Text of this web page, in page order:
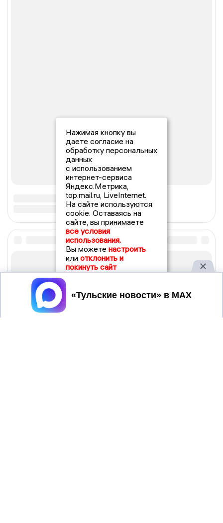
Нажимая кнопку вы
даете согласие на
обработку персональных
данных
с использованием
интернет-сервиса
Яндекс.Метрика,
top.mail.ru, LiveInternet.
На сайте используются
cookie. Оставаясь на
сайте, вы принимаете
все условия
использования.
Вы можете настроить
или отклонить и
покинуть сайт
Принять